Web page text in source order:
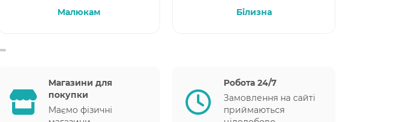
Малюкам Білизна
Магазини для
покупки
Маємо фізичні
Робота 24/7
Замовлення на сайті
приймаються